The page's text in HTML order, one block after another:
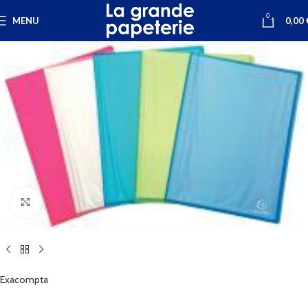
MENU 0 0,00
Cliquez pour agrandir
Exacompta